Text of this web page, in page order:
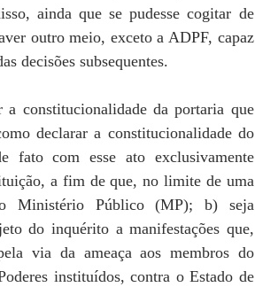
ainda que se pudesse cogitar de
outro meio, exceto a ADPF, capaz
decisões subsequentes.
constitucionalidade da portaria que
declarar a constitucionalidade do
fato com esse ato exclusivamente
a fim de que, no limite de uma
Ministério Público (MP); b) seja
do inquérito a manifestações que,
via da ameaça aos membros do
instituídos, contra o Estado de